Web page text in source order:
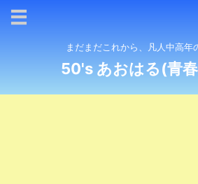
まだまだこれから、凡人中高年
50's あおはる(青